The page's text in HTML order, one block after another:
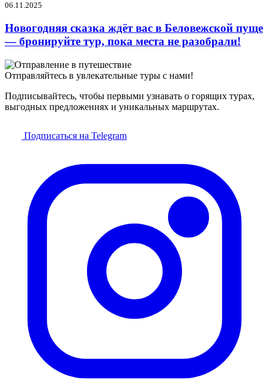
06.11.2025
Новогодняя сказка ждёт вас в Беловежской пуще
— бронируйте тур, пока места не разобрали!
Отправляйтесь в увлекательные туры с нами!
Подписывайтесь, чтобы первыми узнавать о горящих турах,
выгодных предложениях и уникальных маршрутах.
Подписаться на Telegram